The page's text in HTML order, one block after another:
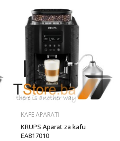
KAFE APARATI
KRUPS Aparat za kafu
EA817010